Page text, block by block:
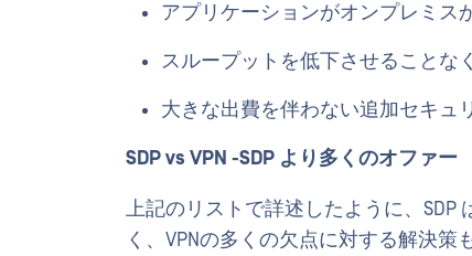
アプリケーションがオンプレミス
スループットを低下させることな
大きな出費を伴わない追加セキュ
SDP vs VPN -SDP より多くのオファー
上記のリストで詳述したように、SDP
く、VPNの多くの欠点に対する解決